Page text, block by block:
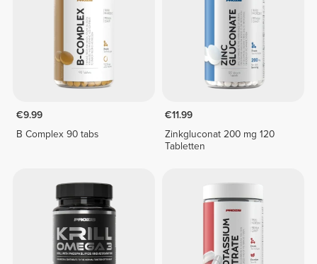
€9.99
B Complex 90 tabs
€11.99
Zinkgluconat 200 mg 120
Tabletten